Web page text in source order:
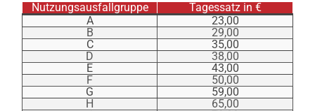
Nutzungsausfallgruppe
Tagessatz in €
A
23,00
B
29,00
C
35,00
D
38,00
E
43,00
F
50,00
G
59,00
H
65,00